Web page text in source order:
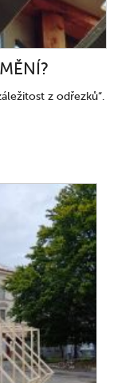
z odřezků“.